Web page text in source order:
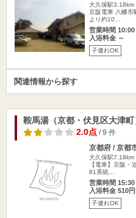
大久保駅3.18km
京阪電車 八幡市
より約10…
営業時間
入浴料金 ～
子連れOK
関連情報から探す
鞍馬湯（京都・伏見区大津町
2.0点/ 9 件
京都府 / 京都
大久保駅7.18km
【電車】京阪・
81系統…
営業時間
入浴料金 510円
子連れOK